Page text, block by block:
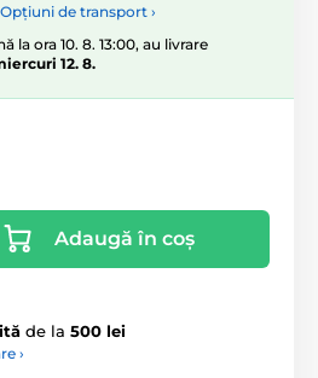
Opțiuni de transport ›
la ora 10. 8. 13:00, au livrare
12. 8.
Adaugă în coș
de la 500 lei
›